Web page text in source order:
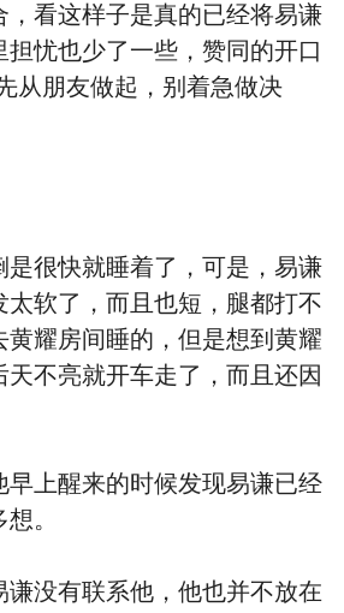
，看这样子是真的已经将易谦
担忧也少了一些，赞同的开口
从朋友做起，别着急做决
是很快就睡着了，可是，易谦
太软了，而且也短，腿都打不
黄耀房间睡的，但是想到黄耀
天不亮就开车走了，而且还因
早上醒来的时候发现易谦已经
。
谦没有联系他，他也并不放在